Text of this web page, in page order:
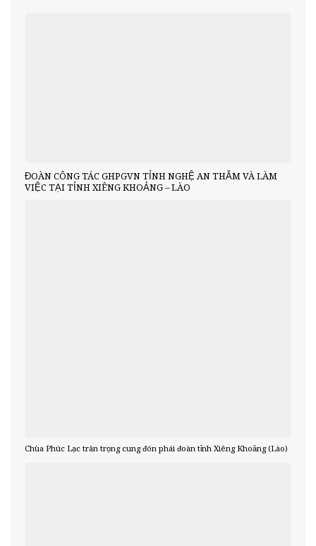
ĐOÀN CÔNG TÁC GHPGVN TỈNH NGHỆ AN THĂM VÀ LÀM
VIỆC TẠI TỈNH XIÊNG KHOẢNG – LÀO
Chùa Phúc Lạc trân trọng cung đón phái đoàn tỉnh Xiêng Khoảng (Lào)